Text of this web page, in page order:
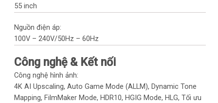
55 inch
Nguồn điện áp:
100V – 240V/50Hz – 60Hz
Công nghệ & Kết nối
Công nghệ hình ảnh:
4K AI Upscaling, Auto Game Mode (ALLM), Dynamic Tone
Mapping, FilmMaker Mode, HDR10, HGIG Mode, HLG, Tối ưu